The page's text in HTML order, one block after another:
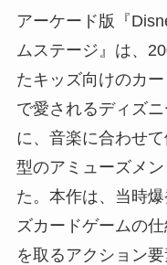
アーケード版『
ムステージ』は、
たキッズ向けのカ
で愛されるディズ
に、音楽に合わせ
型のアミューズメ
た。本作は、当時
ズカードゲームの
を取るアクション